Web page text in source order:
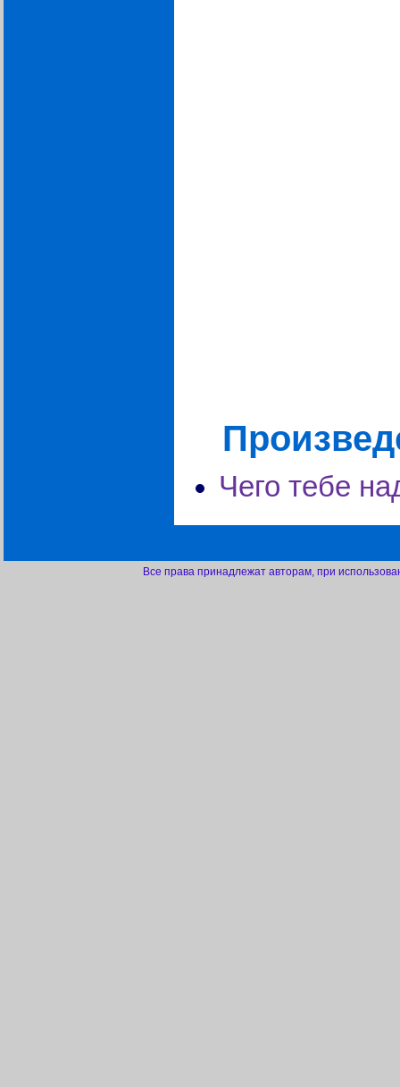
Чего тебе
Все права принадлежат авторам, при